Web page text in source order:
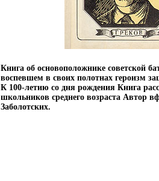
Книга об основоположнике советской
воспевшем в своих полотнах героизм
К 100-летию со дня рождения Книга
школьников среднего возраста Автор
Заболотских.